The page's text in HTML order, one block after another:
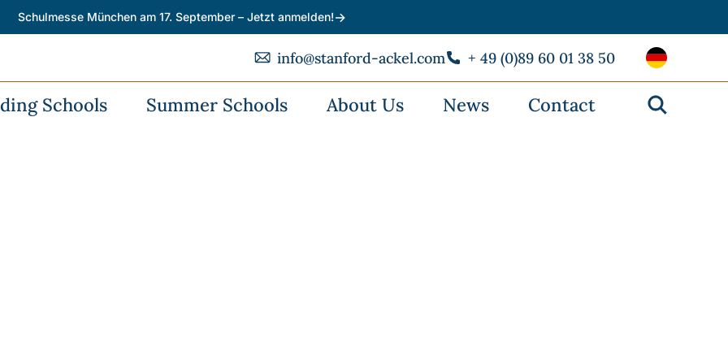
Schulmesse München am 17. September – Jetzt anmelden!→
info@stanford-ackel.com + 49 (0)89 60 01 38 50
Schools Summer Schools About Us News Contact